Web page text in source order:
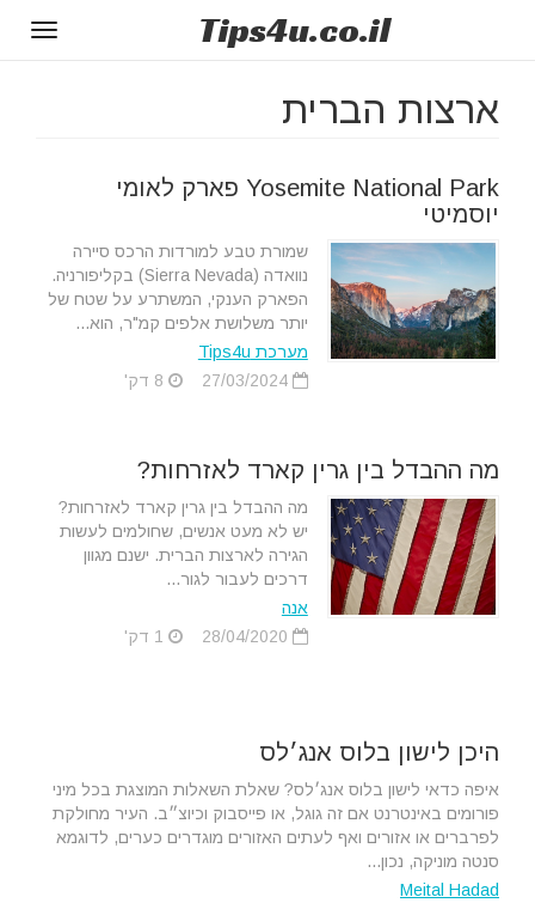
Tips4u.co.il
ארצות הברית
Yosemite National Park פארק לאומי
יוסמיטי
שמורת טבע למורדות הרכס סיירה
נוואדה (Sierra Nevada) בקליפורניה.
הפארק הענקי, המשתרע על שטח של
יותר משלושת אלפים קמ"ר, הוא...
מערכת Tips4u
27/03/2024
מה ההבדל בין גרין קארד לאזרחות?
מה ההבדל בין גרין קארד לאזרחות?
יש לא מעט אנשים, שחולמים לעשות
הגירה לארצות הברית. ישנם מגוון
דרכים לעבור לגור...
אנה
היכן לישון בלוס אנג׳לס
איפה כדאי לישון בלוס אנג׳לס? שאלת השאלות המוצגת בכל מיני
פורומים באינטרנט אם זה גוגל, או פייסבוק וכיוצ״ב. העיר מחולקת
לפרברים או אזורים ואף לעתים האזורים מוגדרים כערים, לדוגמא
סנטה מוניקה, נכון...
Meital Hadad